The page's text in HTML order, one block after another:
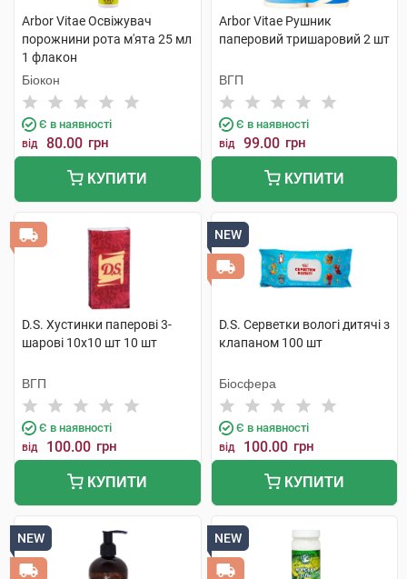
Arbor Vitae Освіжувач
порожнини рота м'ята 25 мл
1 флакон
Біокон
Є в наявності
від 80.00 грн
КУПИТИ
Arbor Vitae Рушник
паперовий тришаровий 2 шт
ВГП
Є в наявності
від 99.00 грн
КУПИТИ
D.S. Хустинки паперові 3-
шарові 10х10 шт 10 шт
ВГП
Є в наявності
від 100.00 грн
КУПИТИ
NEW
D.S. Серветки вологі дитячі з
клапаном 100 шт
Біосфера
Є в наявності
від 100.00 грн
КУПИТИ
NEW NEW